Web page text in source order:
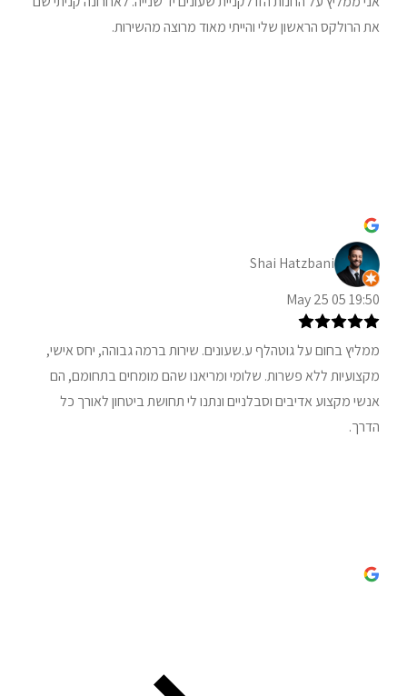
את הרולקס הראשון שלי והייתי מאוד מרוצה מהשירות.
Shai Hatzbani
19:50 05 May 25
ממליץ בחום על גוטהלף ע.שעונים. שירות ברמה גבוהה, יחס אישי,
מקצועיות ללא פשרות. שלומי ומריאנו שהם מומחים בתחומם, הם
אנשי מקצוע אדיבים וסבלניים ונתנו לי תחושת ביטחון לאורך כל
הדרך.